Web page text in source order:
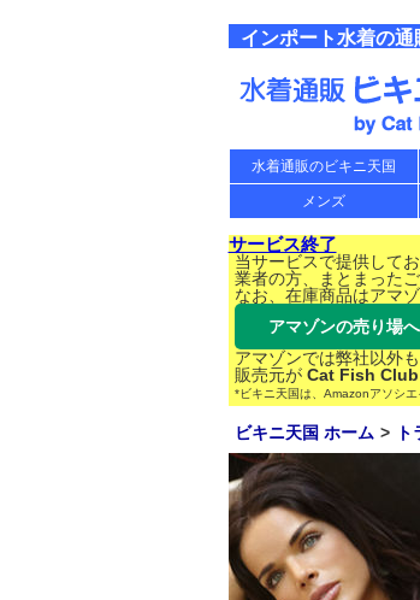
インポート水着の
水着通販のビキニ天国
メンズ
サービス終了
当サービスで提供して
業者の方、まとまった
なお、在庫商品はアマ
アマゾンの売り場へ
アマゾンでは弊社以外
販売元が Cat Fish Club
*ビキニ天国は、Amazonアソシエ
ビキニ天国 ホーム